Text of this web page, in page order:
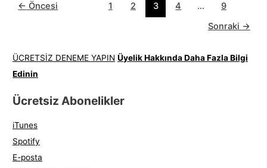
← Öncesi 1 2 3 4 …
9
Sonraki →
ÜCRETSİZ DENEME YAPIN Üyelik Hakkında Daha Fazla Bilgi
Edinin
Ücretsiz Abonelikler
iTunes
Spotify
E-posta